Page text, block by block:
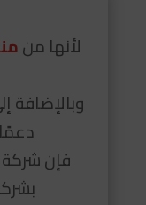
لأنها من
وبالإضافة
فإن شركة